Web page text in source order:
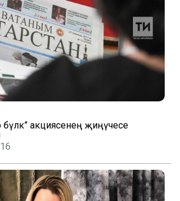
бүләк” акциясенең җиңүчесе